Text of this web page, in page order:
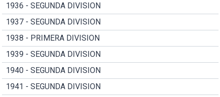
1936 - SEGUNDA DIVISION
1937 - SEGUNDA DIVISION
1938 - PRIMERA DIVISION
1939 - SEGUNDA DIVISION
1940 - SEGUNDA DIVISION
1941 - SEGUNDA DIVISION